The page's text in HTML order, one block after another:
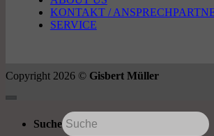
KONTAKT /
SERVICE
Copyright 2026 © Gisbert Müller
Suche